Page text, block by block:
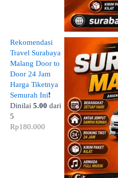
Rekomendasi
Travel Surabaya
Malang Door to
Door 24 Jam
Harga Tiketnya
Semurah Ini❗
Dinilai 5.00 dari
5
Rp180.000